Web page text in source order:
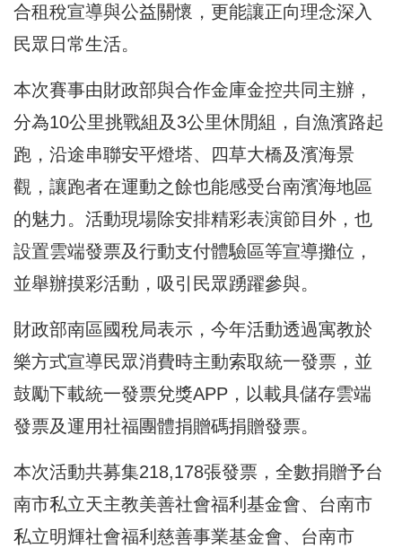
合租稅宣導與公益關懷，更能讓正向理念深入
民眾日常生活。
本次賽事由財政部與合作金庫金控共同主辦，
分為10公里挑戰組及3公里休閒組，自漁濱路起
跑，沿途串聯安平燈塔、四草大橋及濱海景
觀，讓跑者在運動之餘也能感受台南濱海地區
的魅力。活動現場除安排精彩表演節目外，也
設置雲端發票及行動支付體驗區等宣導攤位，
並舉辦摸彩活動，吸引民眾踴躍參與。
財政部南區國稅局表示，今年活動透過寓教於
樂方式宣導民眾消費時主動索取統一發票，並
鼓勵下載統一發票兌獎APP，以載具儲存雲端
發票及運用社福團體捐贈碼捐贈發票。
本次活動共募集218,178張發票，全數捐贈予台
南市私立天主教美善社會福利基金會、台南市
私立明輝社會福利慈善事業基金會、台南市